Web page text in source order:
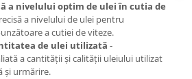
a nivelului optim de ulei în cutia de
a nivelului de ulei pentru
a cutiei de viteze.
de ulei utilizată -
a cantității și calității uleiului utilizat
și urmărire.